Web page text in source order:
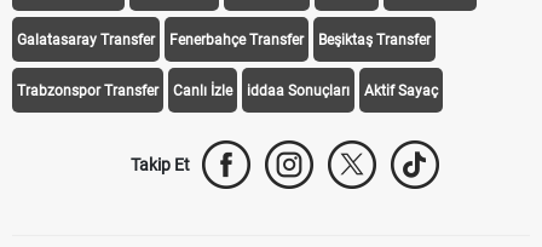
Galatasaray Transfer Fenerbahçe Transfer Beşiktaş Transfer
Trabzonspor Transfer Canlı İzle iddaa Sonuçları Aktif Sayaç
Takip Et